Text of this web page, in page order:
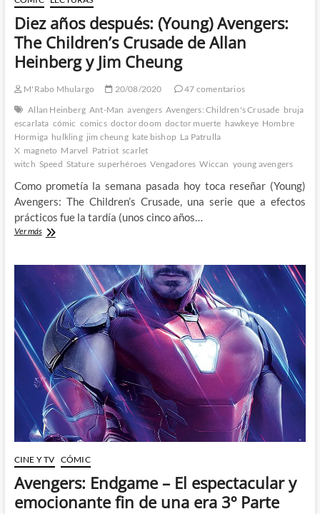
del
mundo
Diez años después: (Young) Avengers:
The Children’s Crusade de Allan
Heinberg y Jim Cheung
M'Rabo Mhulargo 20/08/2020
47 comentarios
Allan Heinberg Ant-Man avengers Avengers: Children's Crusade bruja
escarlata cómic comics doctor doom doctor muerte hawkeye Hombre
Hormiga hulkling jim cheung kate bishop La Patrulla
X magneto Marvel Patriot scarlet
witch Speed Stature superhéroes Vengadores Wiccan young avengers
Como prometía la semana pasada hoy toca reseñar (Young)
Avengers: The Children’s Crusade, una serie que a efectos
prácticos fue la tardía (unos cinco años…
Ver másDiez
(Young)
Avengers:
Children’s
Crusade
de
Allan
Heinberg
y
Jim
Cheung
CINE Y TV CÓMIC
Avengers: Endgame – El espectacular y
emocionante fin de una era 3º Parte